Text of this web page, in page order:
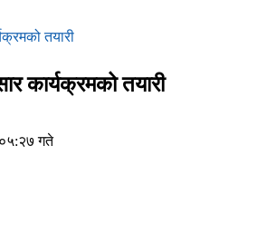
तयारी
कार्यक्रमको तयारी
गते